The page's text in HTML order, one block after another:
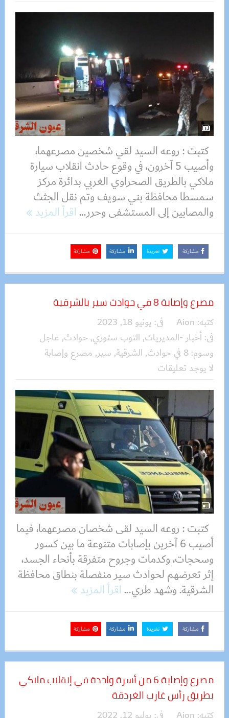
كتبت : روعه السيد لقي شخصين مصرعهما،
وأصيب 5 آخرون، في وقوع حادث انقلاب سيارة
ملاكي بالطريق الصحراوي الغربي بدائرة مركز
سمسطا محافظة بني سويف وتم نقل الجثث
والمصابين إلى المستشفى وحرر...اقرأ المزيد
مشاركة تغريدة مشاركة مشاركة
مصرع وإصابة 8 في حوادث سير بالشرقية
كتبه: Aion فى: يونيو 18, 2023
فى:أخبار -المديريات, التوب ستوري, حوادث, عاجل
وسوم:8 في حوادث , الشرقية, سير, مصرع وإصابة
لا يوجد تعليقات
كتبت : روعه السيد لقى شخصان مصرعهما، فيما
أصيب 6 آخرين بإصابات متنوعة ما بين كسور
وسحجات، وكدمات وجروح متفرقة بأنحاء الجسد،
إثر تعرضهم لحوادث سير منفصلة بنطاق محافظة
الشرقية. وشهد طري...اقرأ المزيد
مشاركة تغريدة مشاركة مشاركة
مصرع وإصابة 6 من أسرة واحدة في إنقلاب ملاكي
بطريق رأس غارب الغردقة